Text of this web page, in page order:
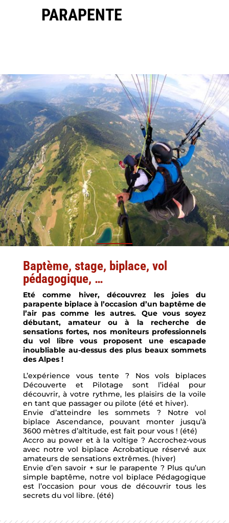
PARAPENTE
Baptème, stage, biplace, vol
pédagogique, …
Eté comme hiver, découvrez les joies du
parapente biplace à l’occasion d’un baptême de
l’air pas comme les autres. Que vous soyez
débutant, amateur ou à la recherche de
sensations fortes, nos moniteurs professionnels
du vol libre vous proposent une escapade
inoubliable au-dessus des plus beaux sommets
des Alpes !
L’expérience vous tente ? Nos vols biplaces
Découverte et Pilotage sont l’idéal pour
découvrir, à votre rythme, les plaisirs de la voile
en tant que passager ou pilote (été et hiver).
Envie d’atteindre les sommets ? Notre vol
biplace Ascendance, pouvant monter jusqu’à
3600 mètres d’altitude, est fait pour vous ! (été)
Accro au power et à la voltige ? Accrochez-vous
avec notre vol biplace Acrobatique réservé aux
amateurs de sensations extrêmes. (hiver)
Envie d’en savoir + sur le parapente ? Plus qu’un
simple baptême, notre vol biplace Pédagogique
est l’occasion pour vous de découvrir tous les
secrets du vol libre. (été)